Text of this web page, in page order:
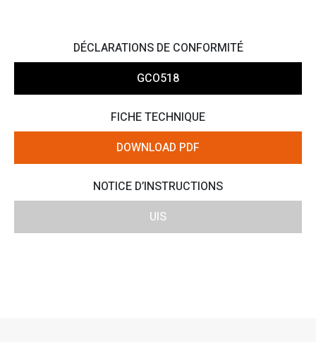
DÉCLARATIONS DE CONFORMITÉ
GCO518
FICHE TECHNIQUE
DOWNLOAD PDF
NOTICE D’INSTRUCTIONS
UIS